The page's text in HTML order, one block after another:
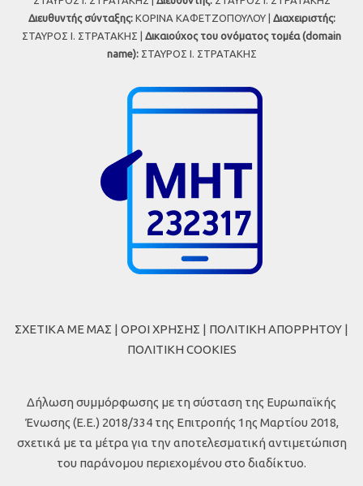
Διευθυντής σύνταξης:ΚΟΡΙΝΑ ΚΑΦΕΤΖΟΠΟΥΛΟΥ | Διαχειριστής:
ΣΤΑΥΡΟΣ Ι. ΣΤΡΑΤΑΚΗΣ | Δικαιούχος του ονόματος τομέα (domain
name):ΣΤΑΥΡΟΣ Ι. ΣΤΡΑΤΑΚΗΣ
ΣΧΕΤΙΚΑ ΜΕ ΜΑΣ | ΟΡΟΙ ΧΡΗΣΗΣ | ΠΟΛΙΤΙΚΗ ΑΠΟΡΡΗΤΟΥ |
ΠΟΛΙΤΙΚΗ COOKIES
Δήλωση συμμόρφωσης με τη σύσταση της Ευρωπαϊκής
Ένωσης (Ε.Ε.) 2018/334 της Επιτροπής 1ης Μαρτίου 2018,
σχετικά με τα μέτρα για την αποτελεσματική αντιμετώπιση
του παράνομου περιεχομένου στο διαδίκτυο.